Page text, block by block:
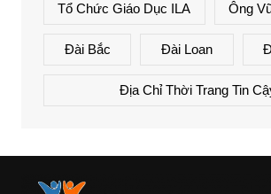
Tổ Chức Giáo Dục ILA Ông
Đài Bắc Đài Loan
Địa Chỉ Thời Trang Tin